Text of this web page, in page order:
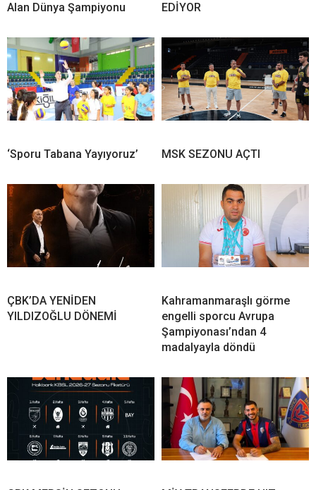
Alan Dünya Şampiyonu
EDİYOR
‘Sporu Tabana Yayıyoruz’ MSK SEZONU AÇTI
ÇBK’DA YENİDEN
YILDIZOĞLU DÖNEMİ
Kahramanmaraşlı görme
engelli sporcu Avrupa
Şampiyonası’ndan 4
madalyayla döndü